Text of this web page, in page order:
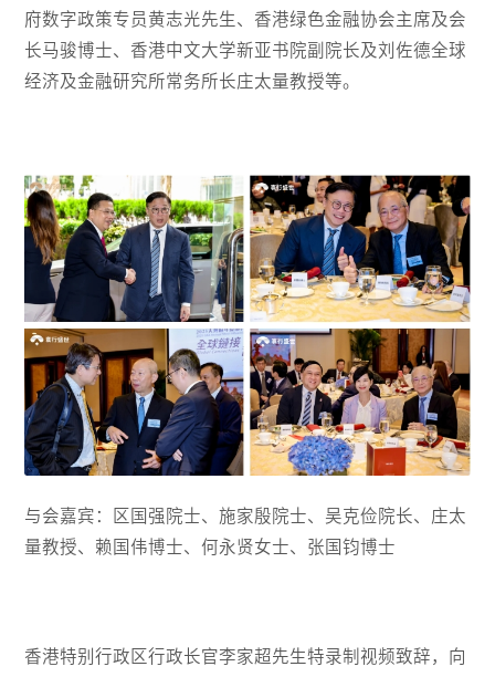
府数字政策专员黄志光先生、香港绿色金融协会主席及会
长马骏博士、香港中文大学新亚书院副院长及刘佐德全球
经济及金融研究所常务所长庄太量教授等。
与会嘉宾：区国强院士、施家殷院士、吴克俭院长、庄太
量教授、赖国伟博士、何永贤女士、张国钧博士
香港特别行政区行政长官李家超先生特录制视频致辞，向